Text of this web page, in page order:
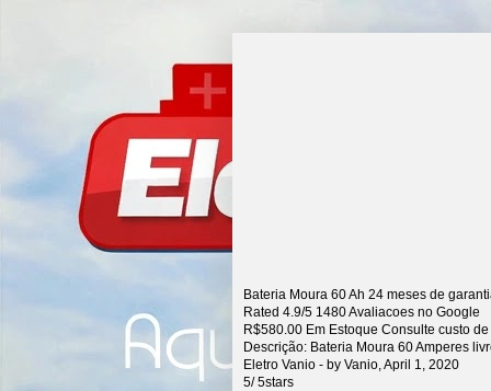
Bateria Moura 60 Ah 24 meses de
Rated 4.9/5 1480Avaliacoes no Google
R$580.00 Em Estoque Consulte custo
Descrição: Bateria Moura 60 Amperes
Eletro Vanio - by Vanio,April 1, 2020
5/5stars